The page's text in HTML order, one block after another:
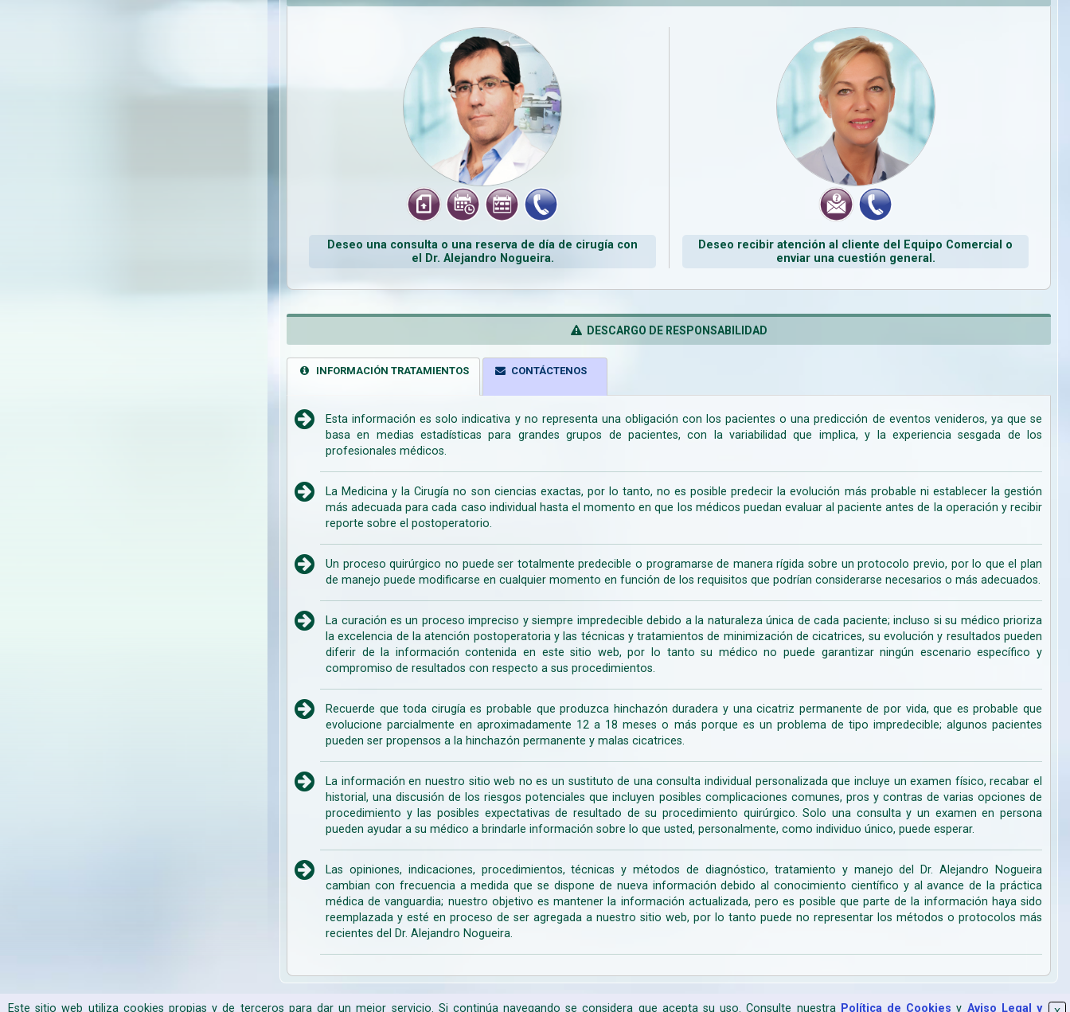
Este sitio web utiliza cookies propias y de terceros para dar un mejor servicio. Si continúa navegando se considera que acepta su uso. Consulte nuestra Política de Cookies y Aviso Legal y
Deseo una consulta o una reserva de día de cirugía con
el Dr. Alejandro Nogueira.
Deseo recibir atención al cliente del Equipo Comercial o
enviar una cuestión general.
DESCARGO DE RESPONSABILIDAD
INFORMACIÓN TRATAMIENTOS CONTÁCTENOS
Esta información es solo indicativa y no representa una obligación con los pacientes o una predicción de eventos venideros, ya que se
basa en medias estadísticas para grandes grupos de pacientes, con la variabilidad que implica, y la experiencia sesgada de los
profesionales médicos.
La Medicina y la Cirugía no son ciencias exactas, por lo tanto, no es posible predecir la evolución más probable ni establecer la gestión
más adecuada para cada caso individual hasta el momento en que los médicos puedan evaluar al paciente antes de la operación y recibir
reporte sobre el postoperatorio.
Un proceso quirúrgico no puede ser totalmente predecible o programarse de manera rígida sobre un protocolo previo, por lo que el plan
de manejo puede modificarse en cualquier momento en función de los requisitos que podrían considerarse necesarios o más adecuados.
La curación es un proceso impreciso y siempre impredecible debido a la naturaleza única de cada paciente; incluso si su médico prioriza
la excelencia de la atención postoperatoria y las técnicas y tratamientos de minimización de cicatrices, su evolución y resultados pueden
diferir de la información contenida en este sitio web, por lo tanto su médico no puede garantizar ningún escenario específico y
compromiso de resultados con respecto a sus procedimientos.
Recuerde que toda cirugía es probable que produzca hinchazón duradera y una cicatriz permanente de por vida, que es probable que
evolucione parcialmente en aproximadamente 12 a 18 meses o más porque es un problema de tipo impredecible; algunos pacientes
pueden ser propensos a la hinchazón permanente y malas cicatrices.
La información en nuestro sitio web no es un sustituto de una consulta individual personalizada que incluye un examen físico, recabar el
historial, una discusión de los riesgos potenciales que incluyen posibles complicaciones comunes, pros y contras de varias opciones de
procedimiento y las posibles expectativas de resultado de su procedimiento quirúrgico. Solo una consulta y un examen en persona
pueden ayudar a su médico a brindarle información sobre lo que usted, personalmente, como individuo único, puede esperar.
Las opiniones, indicaciones, procedimientos, técnicas y métodos de diagnóstico, tratamiento y manejo del Dr. Alejandro Nogueira
cambian con frecuencia a medida que se dispone de nueva información debido al conocimiento científico y al avance de la práctica
médica de vanguardia; nuestro objetivo es mantener la información actualizada, pero es posible que parte de la información haya sido
reemplazada y esté en proceso de ser agregada a nuestro sitio web, por lo tanto puede no representar los métodos o protocolos más
recientes del Dr. Alejandro Nogueira.